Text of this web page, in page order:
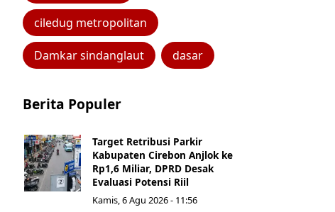
ciledug metropolitan
Damkar sindanglaut dasar
Berita Populer
Target Retribusi Parkir
Kabupaten Cirebon Anjlok ke
Rp1,6 Miliar, DPRD Desak
Evaluasi Potensi Riil
Kamis, 6 Agu 2026 - 11:56